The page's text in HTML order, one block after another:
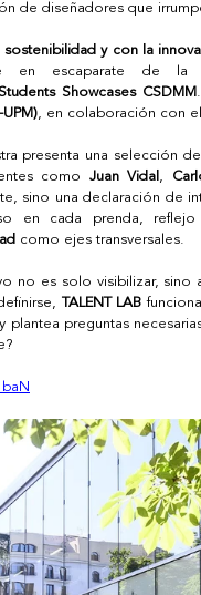
de diseñadores que
sostenibilidad y con la
en escaparate de la
Showcases CSDMM
, en colaboración con el
presenta una selección
como Juan Vidal ,
sino una declaración de
en cada prenda,
como ejes transversales.
no es solo visibilizar, sino
TALENT LAB
plantea preguntas